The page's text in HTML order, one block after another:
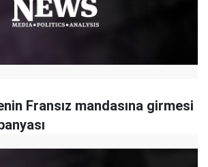
Fransız mandasına girmesi